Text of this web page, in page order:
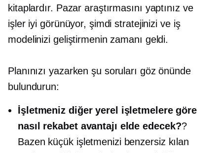
kitaplardır. Pazar araştırmasını yaptınız ve
işler iyi görünüyor, şimdi stratejinizi ve iş
modelinizi geliştirmenin zamanı geldi.
Planınızı yazarken şu soruları göz önünde
bulundurun:
İşletmeniz diğer yerel işletmelere göre
nasıl rekabet avantajı elde edecek??
Bazen küçük işletmenizi benzersiz kılan